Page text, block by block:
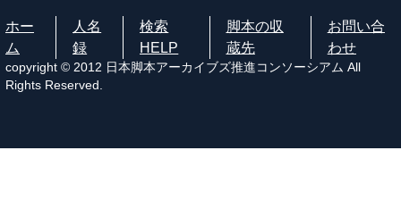
ホー
ム
人名
録
検索
HELP
脚本の収
蔵先
お問い合
わせ
copyright © 2012 日本脚本アーカイブズ推進コンソーシアム All
Rights Reserved.